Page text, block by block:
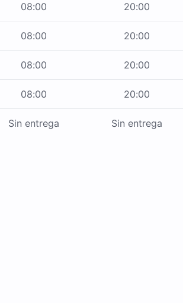
08:00 20:00
08:00 20:00
08:00 20:00
08:00 20:00
Sin entrega Sin entrega